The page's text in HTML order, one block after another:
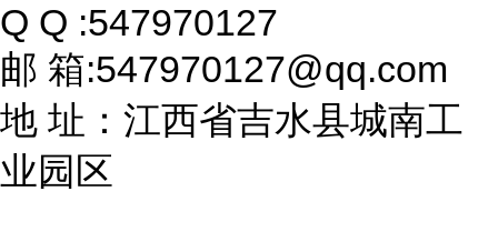
Q Q :547970127
邮 箱:547970127@qq.com
地 址：江西省吉水县城南工
业园区